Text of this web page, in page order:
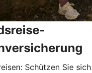
Schützen Sie